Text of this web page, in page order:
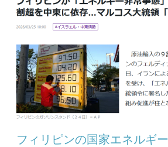
フィリピンの国家エネルギ